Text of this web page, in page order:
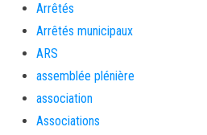
Arrêtés
Arrêtés municipaux
ARS
assemblée plénière
association
Associations